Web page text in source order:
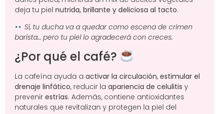
deja tu piel nutrida, brillante y deliciosa al tacto.
Sí, tu ducha va a quedar como escena de crimen
barista… pero tu piel lo agradecerá con creces.
¿Por qué el café?
La cafeína ayuda a activar la circulación, estimular el
drenaje linfático, reducir la apariencia de celulitis y
prevenir estrías. Además, contiene antioxidantes
naturales que revitalizan y protegen la piel del